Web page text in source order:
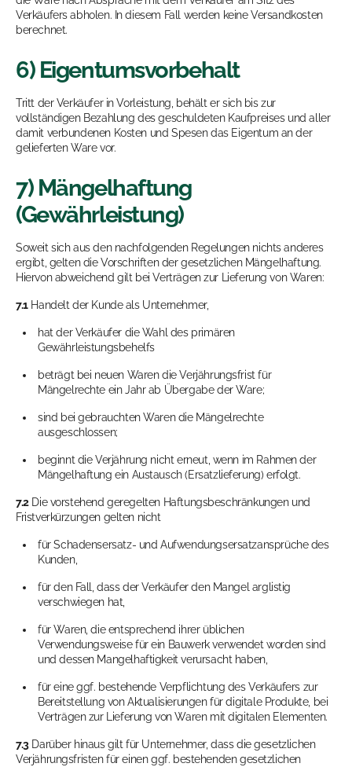
Verkäufers abholen. In diesem Fall werden keine Versandkosten
berechnet.
6) Eigentumsvorbehalt
Tritt der Verkäufer in Vorleistung, behält er sich bis zur
vollständigen Bezahlung des geschuldeten Kaufpreises und aller
damit verbundenen Kosten und Spesen das Eigentum an der
gelieferten Ware vor.
7) Mängelhaftung
(Gewährleistung)
Soweit sich aus den nachfolgenden Regelungen nichts anderes
ergibt, gelten die Vorschriften der gesetzlichen Mängelhaftung.
Hiervon abweichend gilt bei Verträgen zur Lieferung von Waren:
7.1Handelt der Kunde als Unternehmer,
hat der Verkäufer die Wahl des primären
Gewährleistungsbehelfs
beträgt bei neuen Waren die Verjährungsfrist für
Mängelrechte ein Jahr ab Übergabe der Ware;
sind bei gebrauchten Waren die Mängelrechte
ausgeschlossen;
beginnt die Verjährung nicht erneut, wenn im Rahmen der
Mängelhaftung ein Austausch (Ersatzlieferung) erfolgt.
7.2Die vorstehend geregelten Haftungsbeschränkungen und
Fristverkürzungen gelten nicht
für Schadensersatz- und Aufwendungsersatzansprüche des
Kunden,
für den Fall, dass der Verkäufer den Mangel arglistig
verschwiegen hat,
für Waren, die entsprechend ihrer üblichen
Verwendungsweise für ein Bauwerk verwendet worden sind
und dessen Mangelhaftigkeit verursacht haben,
für eine ggf. bestehende Verpflichtung des Verkäufers zur
Bereitstellung von Aktualisierungen für digitale Produkte, bei
Verträgen zur Lieferung von Waren mit digitalen Elementen.
7.3Darüber hinaus gilt für Unternehmer, dass die gesetzlichen
Verjährungsfristen für einen ggf. bestehenden gesetzlichen